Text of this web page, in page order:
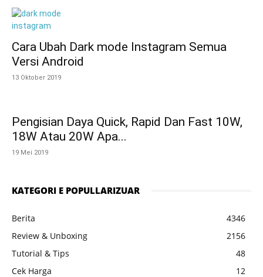
Cara Ubah Dark mode Instagram Semua
Versi Android
13 Oktober 2019
Pengisian Daya Quick, Rapid Dan Fast 10W,
18W Atau 20W Apa...
19 Mei 2019
KATEGORI E POPULLARIZUAR
Berita
4346
Review & Unboxing
2156
Tutorial & Tips
48
Cek Harga
12